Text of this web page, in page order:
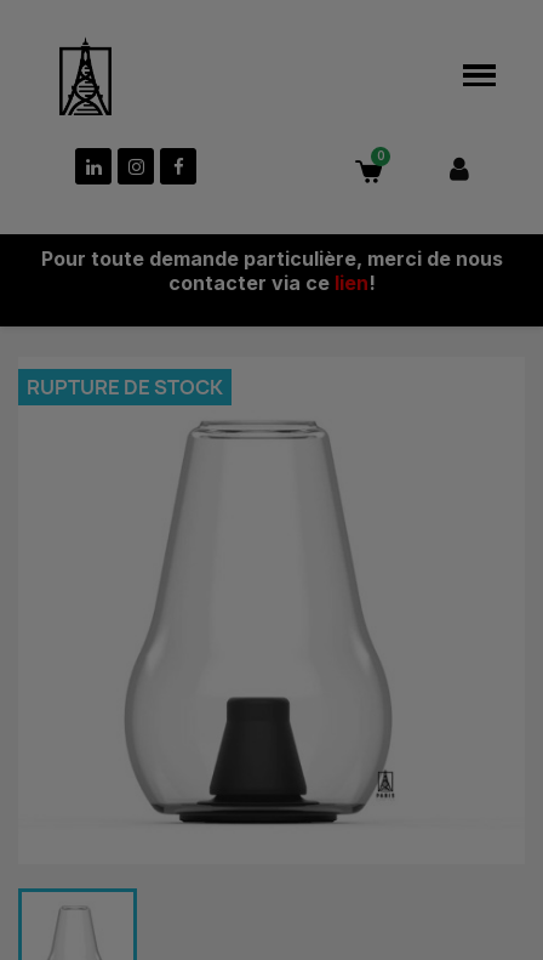
Pour toute demande particulière, merci de nous
contacter via ce lien!
RUPTURE DE STOCK